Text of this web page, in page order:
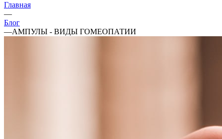
Главная
—
Блог
—АМПУЛЫ - ВИДЫ ГОМЕОПАТИИ